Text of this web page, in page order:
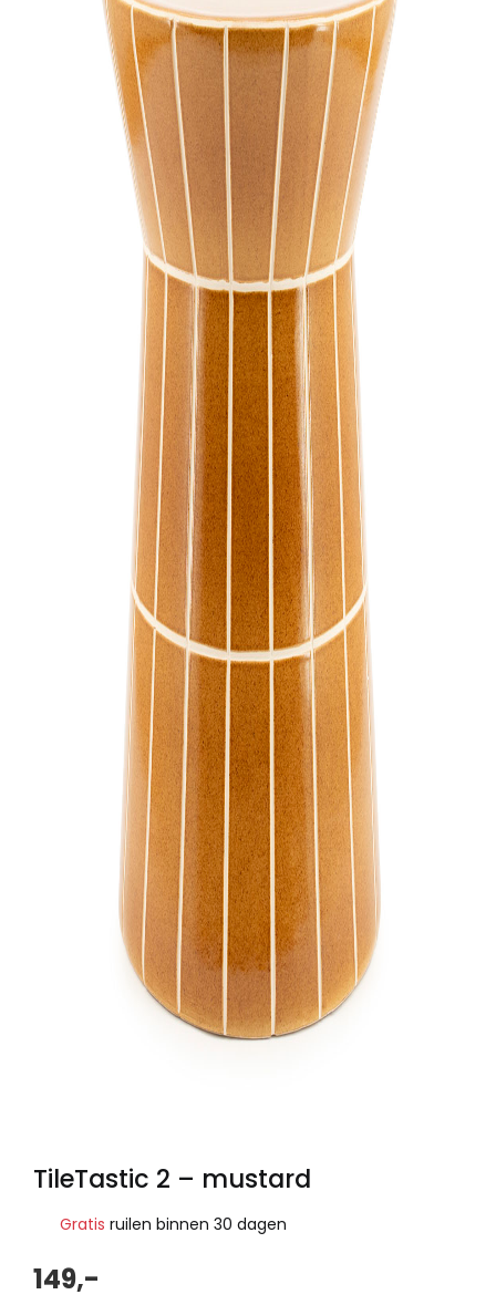
TileTastic 2 – mustard
Gratis ruilen binnen 30 dagen
149,-